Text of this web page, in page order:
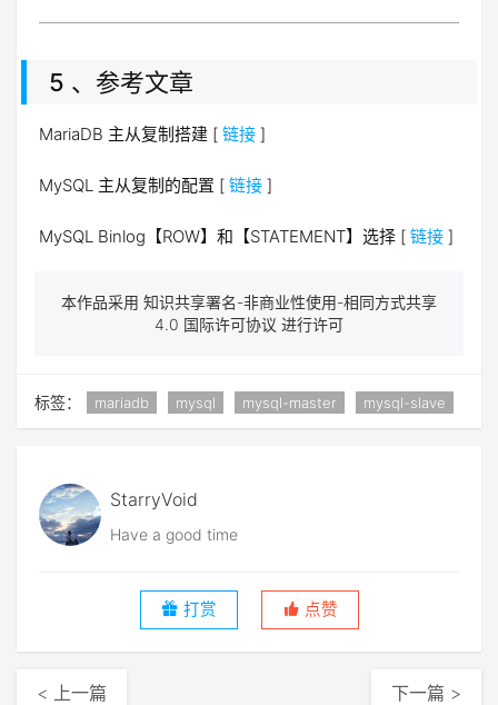
5 、参考文章
MariaDB 主从复制搭建 [ 链接 ]
MySQL 主从复制的配置 [ 链接 ]
MySQL Binlog【ROW】和【STATEMENT】选择 [ 链接 ]
本作品采用 知识共享署名-非商业性使用-相同方式共享
4.0 国际许可协议 进行许可
标签： mariadb mysql mysql-master mysql-slave
StarryVoid
Have a good time
打赏 点赞
< 上一篇 下一篇 >